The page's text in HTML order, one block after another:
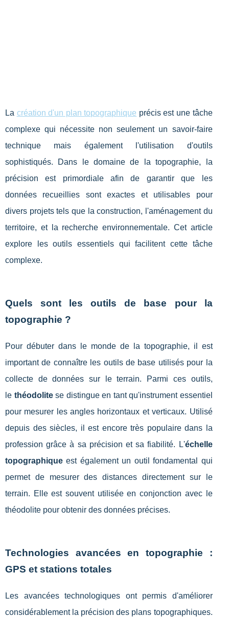
La création d'un plan topographique précis est une tâche
complexe qui nécessite non seulement un savoir-faire
technique mais également l'utilisation d'outils
sophistiqués. Dans le domaine de la topographie, la
précision est primordiale afin de garantir que les
données recueillies sont exactes et utilisables pour
divers projets tels que la construction, l'aménagement du
territoire, et la recherche environnementale. Cet article
explore les outils essentiels qui facilitent cette tâche
complexe.
Quels sont les outils de base pour la
topographie ?
Pour débuter dans le monde de la topographie, il est
important de connaître les outils de base utilisés pour la
collecte de données sur le terrain. Parmi ces outils,
le théodolitese distingue en tant qu'instrument essentiel
pour mesurer les angles horizontaux et verticaux. Utilisé
depuis des siècles, il est encore très populaire dans la
profession grâce à sa précision et sa fiabilité. L'échelle
topographique est également un outil fondamental qui
permet de mesurer des distances directement sur le
terrain. Elle est souvent utilisée en conjonction avec le
théodolite pour obtenir des données précises.
Technologies avancées en topographie :
GPS et stations totales
Les avancées technologiques ont permis d'améliorer
considérablement la précision des plans topographiques.